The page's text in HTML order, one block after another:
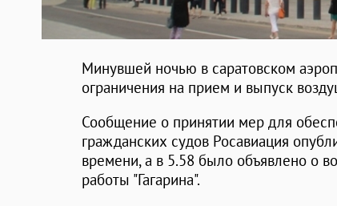
Минувшей ночью в саратовском
ограничения на прием и выпуск
Сообщение о принятии мер для
гражданских судов Росавиация
времени, а в 5.58 было объявлено о
работы "Гагарина".